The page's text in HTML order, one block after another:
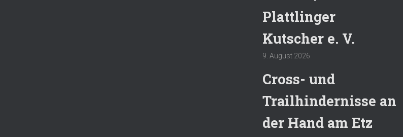
Plattlinger
Kutscher e. V.
9. August 2026
Cross- und
Trailhindernisse an
der Hand am Etz